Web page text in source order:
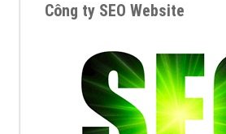
Công ty SEO Website